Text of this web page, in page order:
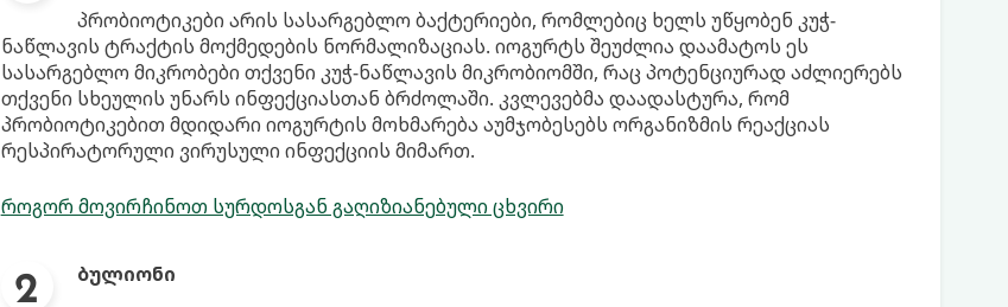
პრობიოტიკები არის სასარგებლო ბაქტერიები, რომლებიც ხელს უწყობენ კუჭ-
ნაწლავის ტრაქტის მოქმედების ნორმალიზაციას. იოგურტს შეუძლია დაამატოს ეს
სასარგებლო მიკრობები თქვენი კუჭ-ნაწლავის მიკრობიომში, რაც პოტენციურად აძლიერებს
თქვენი სხეულის უნარს ინფექციასთან ბრძოლაში. კვლევებმა დაადასტურა, რომ
პრობიოტიკებით მდიდარი იოგურტის მოხმარება აუმჯობესებს ორგანიზმის რეაქციას
რესპირატორული ვირუსული ინფექციის მიმართ.
როგორ მოვირჩინოთ სურდოსგან გაღიზიანებული ცხვირი
ბულიონი